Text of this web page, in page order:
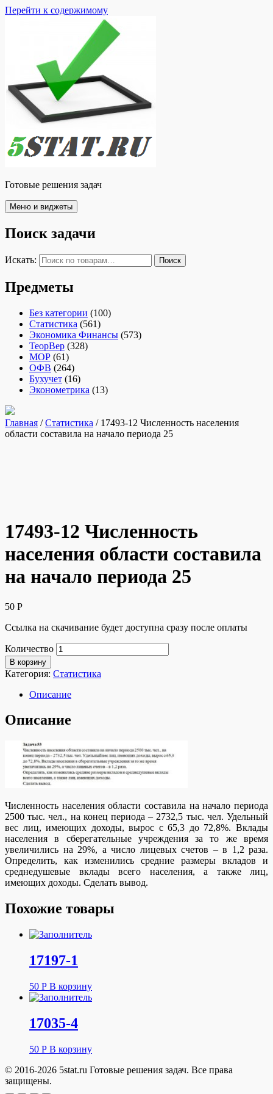
Перейти к содержимому
Готовые решения задач
Меню и виджеты
Поиск задачи
Искать: Поиск
Предметы
Без категории (100)
Статистика (561)
Экономика Финансы (573)
ТеорВер (328)
МОР (61)
ОФВ (264)
Бухучет (16)
Эконометрика (13)
Главная /Статистика / 17493-12 Численность населения
области составила на начало периода 25
17493-12 Численность
населения области составила
на начало периода 25
50 Р
Ссылка на скачивание будет доступна сразу после оплаты
Количество
В корзину
Категория: Статистика
Описание
Описание
Численность населения области составила на начало периода
2500 тыс. чел., на конец периода – 2732,5 тыс. чел. Удельный
вес лиц, имеющих доходы, вырос с 65,3 до 72,8%. Вклады
населения в сберегательные учреждения за то же время
увеличились на 29%, а число лицевых счетов – в 1,2 раза.
Определить, как изменились средние размеры вкладов и
среднедушевые вклады всего населения, а также лиц,
имеющих доходы. Сделать вывод.
Похожие товары
17197-1
50 Р В корзину
17035-4
50 Р В корзину
© 2016-2026 5stat.ru Готовые решения задач. Все права
защищены.